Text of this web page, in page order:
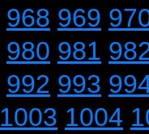
968 969
980 981
992 993
1003 1004